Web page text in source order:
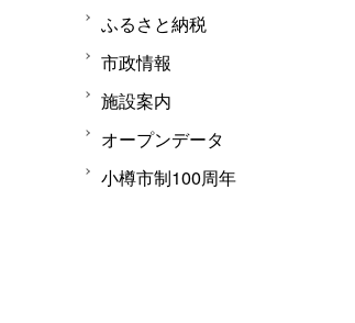
ふるさと納税
市政情報
施設案内
オープンデータ
小樽市制100周年